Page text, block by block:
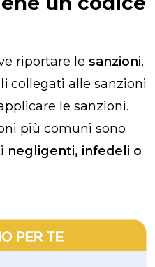
riportare le sanzioni,
collegati alle sanzioni
le sanzioni.
più comuni sono
negligenti, infedeli o